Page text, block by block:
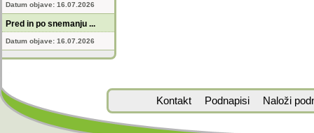
Datum objave: 16.07.2026
Pred in po snemanju ...
Datum objave: 16.07.2026
Kontakt Podnapisi Naloži